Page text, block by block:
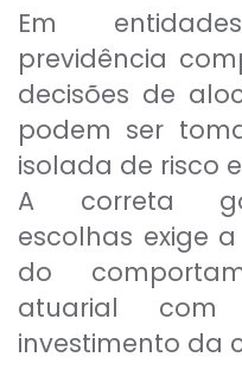
Em
previdência
decisões de
podem ser
isolada de risco
A correta
escolhas exige
do
atuarial
investimento da